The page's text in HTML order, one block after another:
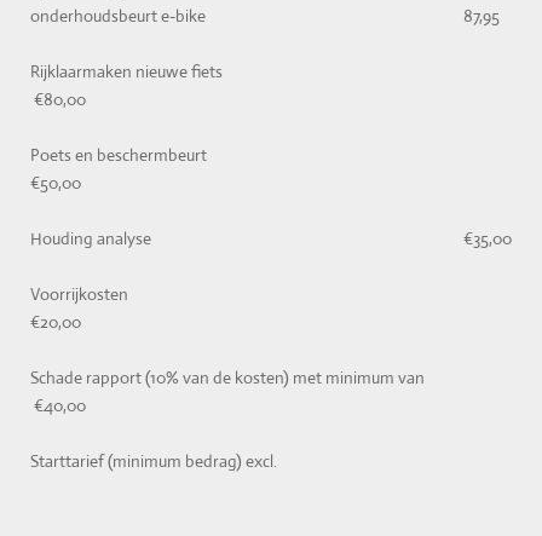
onderhoudsbeurt e-bike 87,95
Rijklaarmaken nieuwe fiets
€80,00
Poets en beschermbeurt
€50,00
Houding analyse €35,00
Voorrijkosten
€20,00
Schade rapport (10% van de kosten) met minimum van
€40,00
Starttarief (minimum bedrag) excl.